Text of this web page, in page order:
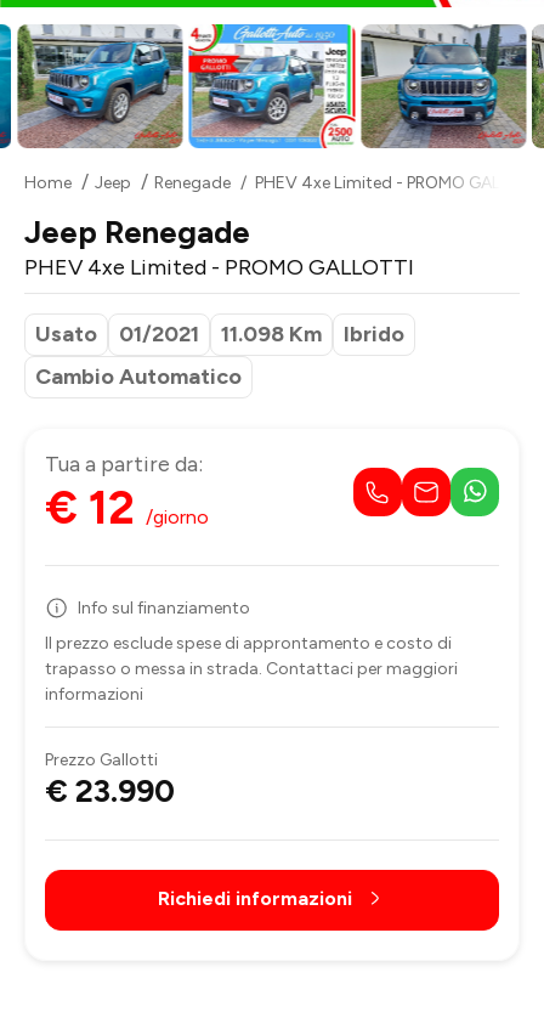
Home Jeep Renegade PHEV 4xe Limited - PROMO
Jeep Renegade
PHEV 4xe Limited - PROMO GALLOTTI
Usato 01/2021 11.098 Km
Ibrido
Cambio Automatico
Tua a partire da:
€ 12 /giorno
Info sul finanziamento
Il prezzo esclude spese di approntamento e costo di
trapasso o messa in strada. Contattaci per maggiori
informazioni
Prezzo Gallotti
€ 23.990
Richiedi informazioni